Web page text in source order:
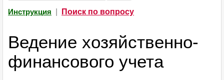
Инструкция Поиск по вопросу
Ведение хозяйственно-
финансового учета